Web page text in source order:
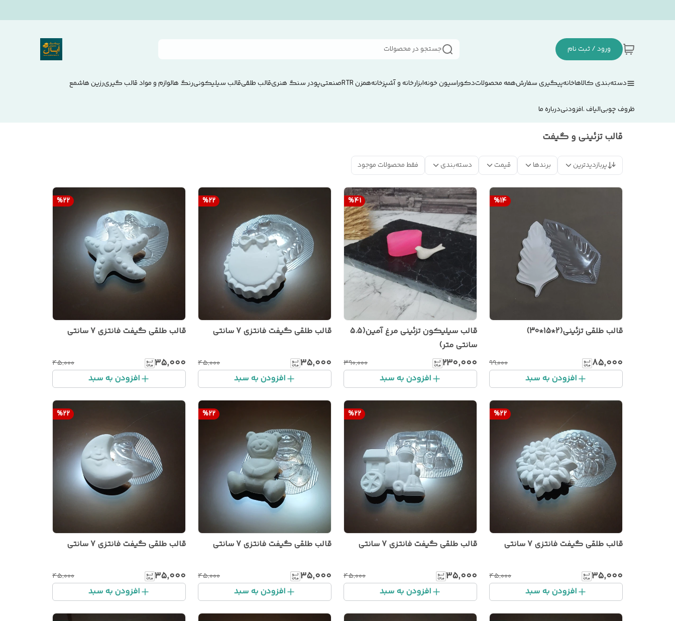
ورود / ثبت نام جستجو در محصولات
دسته‌بندی کالاهاخانهپیگیری سفارشهمه محصولاتدکوراسیون خونهابزارخانه و آشپزخانههمزن RTRصنعتی پودر سنگ هنریقالب طلقیقالب سیلیکونیرنگ هالوازم و مواد قالب گیریرزین هاشمع
ظروف چوبیالیاف .افزودنیدرباره ما
قالب تزئینی و گیفت
پربازدیدترین برندها قیمت دسته‌بندی فقط محصولات موجود
%14
قالب طلقی تزئینی(2*15*30)
۸۵٬۰۰۰ ۹۹٬۰۰۰
افزودن به سبد
%41
قالب سیلیکون تزئینی مرغ آمین(5.5
سانتی متر)
۲۳۰٬۰۰۰ ۳۹۰٬۰۰۰
افزودن به سبد
%22
قالب طلقی گیفت فانتزی 7 سانتی
۳۵٬۰۰۰ ۴۵٬۰۰۰
افزودن به سبد
%22
قالب طلقی گیفت فانتزی 7 سانتی
۳۵٬۰۰۰ ۴۵٬۰۰۰
افزودن به سبد
%22
قالب طلقی گیفت فانتزی 7 سانتی
۳۵٬۰۰۰ ۴۵٬۰۰۰
افزودن به سبد
%22
قالب طلقی گیفت فانتزی 7 سانتی
۳۵٬۰۰۰ ۴۵٬۰۰۰
افزودن به سبد
%22
قالب طلقی گیفت فانتزی 7 سانتی
۳۵٬۰۰۰ ۴۵٬۰۰۰
افزودن به سبد
%22
قالب طلقی گیفت فانتزی 7 سانتی
۳۵٬۰۰۰ ۴۵٬۰۰۰
افزودن به سبد